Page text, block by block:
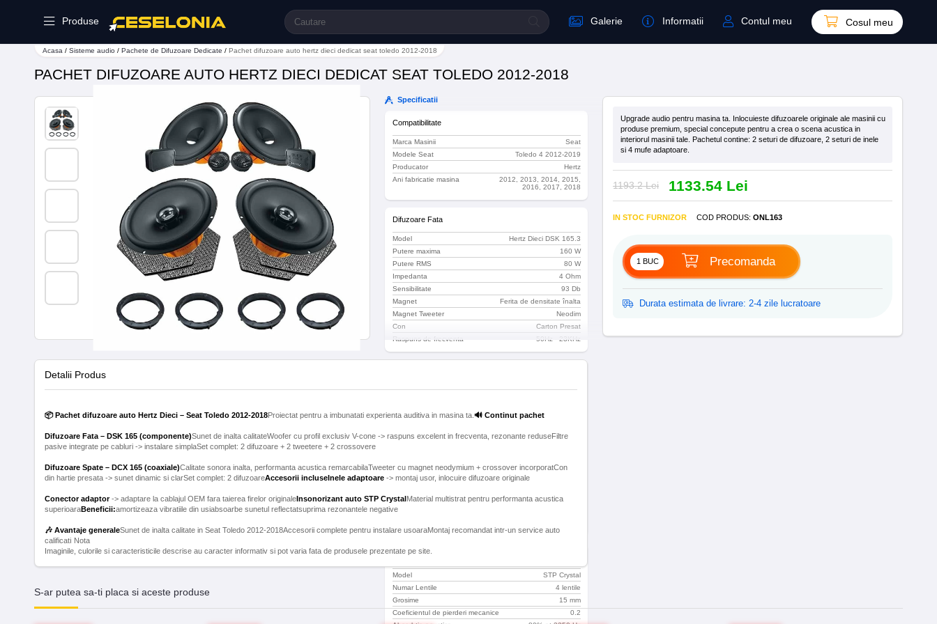
Produse Galerie Informatii Contul meu Cosul meu
Acasa / Sisteme audio / Pachete de Difuzoare Dedicate / Pachet difuzoare auto hertz dieci dedicat seat toledo 2012-2018
PACHET DIFUZOARE AUTO HERTZ DIECI DEDICAT SEAT TOLEDO 2012-2018
Specificatii
Compatibilitate
Marca Masinii
Seat
Modele Seat
Toledo 4 2012-2019
Producator
Hertz
Ani fabricatie masina
2012, 2013, 2014, 2015,
2016, 2017, 2018
Difuzoare Fata
Model
Hertz Dieci DSK 165.3
Putere maxima
160 W
Putere RMS
80 W
Impedanta
4 Ohm
Sensibilitate
93 Db
Magnet
Ferita de densitate înalta
Magnet Tweeter
Neodim
Con
Carton Presat
Raspuns de frecventa
50Hz - 23KHz
Model
Hertz Dieci DCX 165
Putere RMS
Sensibilitate
93 Db
Raspuns in frecventa maxim
21 KHz
Magnet
Ferita de densitate
Magnet Tweeter
Neodim
Con
Insonorizant
Model
STP Crystal
Numar Lentile
4 lentile
Grosime
15 mm
Coeficientul de pierderi mecanice
0.2
Upgrade audio pentru masina ta. Inlocuieste difuzoarele originale ale masinii cu
produse premium, special concepute pentru a crea o scena acustica in
interiorul masinii tale. Pachetul contine: 2 seturi de difuzoare, 2 seturi de inele
si 4 mufe adaptoare.
1193.2 Lei 1133.54 Lei
IN STOC FURNIZOR COD PRODUS: ONL163
Precomanda
Durata estimata de livrare: 2-4 zile lucratoare
Detalii Produs
📦 Pachet difuzoare auto Hertz Dieci – Seat Toledo 2012-2018Proiectat pentru a imbunatati experienta auditiva in masina ta. 🔊 Continut pachet
Difuzoare Fata – DSK 165 (componente)Sunet de inalta calitateWoofer cu profil exclusiv V-cone -> raspuns excelent in frecventa, rezonante reduseFiltre
Difuzoare Spate – DCX 165 (coaxiale)Calitate sonora inalta, performanta acustica remarcabilaTweeter cu magnet neodymium + crossover incorporatCon
din hartie presata -> sunet dinamic si clarSet complet: 2 difuzoareAccesorii incluseInele adaptoare
Conector adaptor-> adaptare la cablajul OEM fara taierea firelor originaleInsonorizant auto STP CrystalMaterial multistrat pentru performanta acustica
superioaraBeneficii:
🎶 Avantaje generaleSunet de inalta calitate in Seat Toledo 2012-2018Accesorii complete pentru instalare usoaraMontaj recomandat intr-un service auto
calificatℹ️ Nota
Imaginile, culorile si caracteristicile descrise au caracter informativ si pot varia fata de produsele prezentate pe site.
S-ar putea sa-ti placa si aceste produse